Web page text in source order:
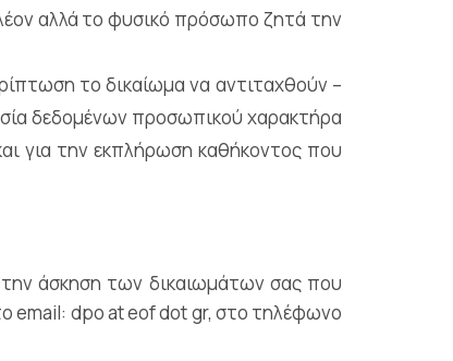
αλλά το φυσικό πρόσωπο ζητά την
το δικαίωμα να αντιταχθούν –
δεδομένων προσωπικού χαρακτήρα
για την εκπλήρωση καθήκοντος που
άσκηση των δικαιωμάτων σας που
email: dpo at eof dot gr, στο τηλέφωνο